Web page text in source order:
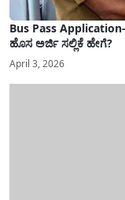
Bus Pass
ಹೊಸ ಅರ್ಜಿ ಸಲ್ಲಿಕೆ ಹೇಗೆ?
April 3, 2026